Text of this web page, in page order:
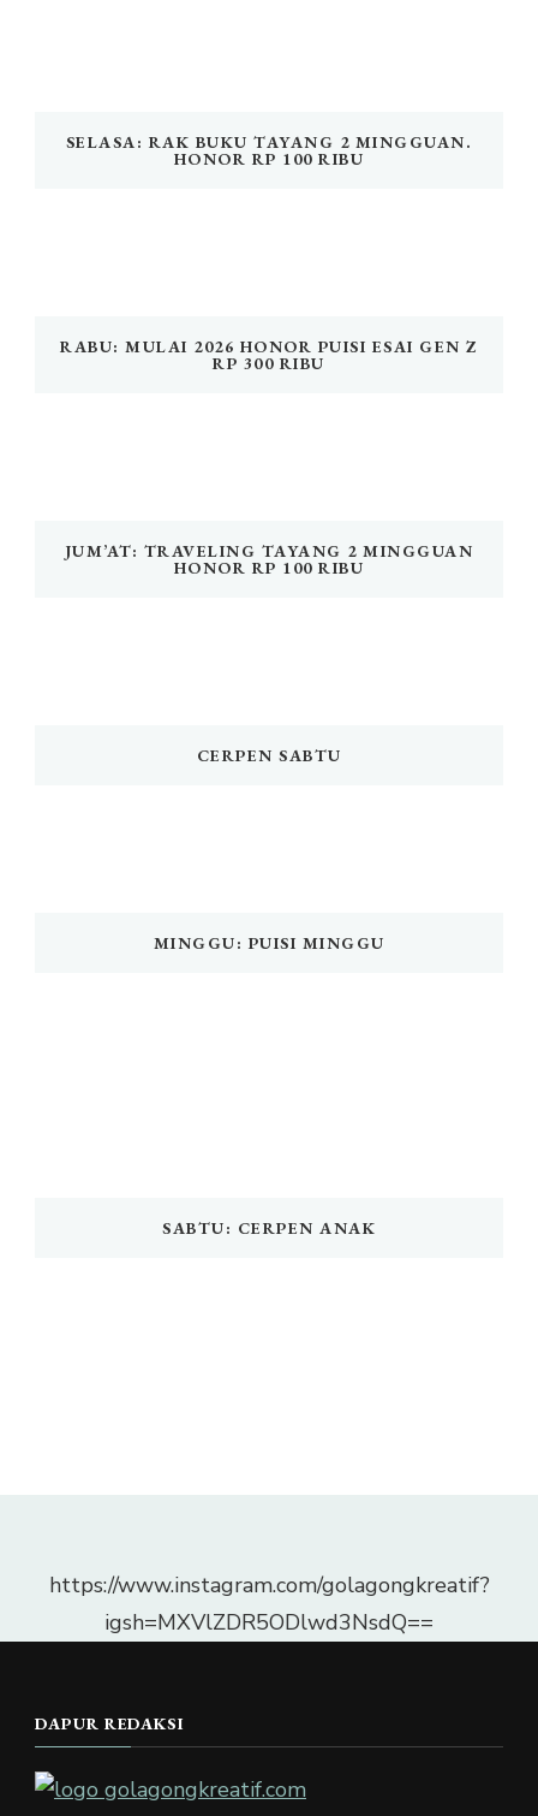
SELASA: RAK BUKU TAYANG 2 MINGGUAN.
HONOR RP 100 RIBU
RABU: MULAI 2026 HONOR PUISI ESAI GEN Z
RP 300 RIBU
JUM’AT: TRAVELING TAYANG 2 MINGGUAN
HONOR RP 100 RIBU
CERPEN SABTU
MINGGU: PUISI MINGGU
SABTU: CERPEN ANAK
https://www.instagram.com/golagongkreatif?
igsh=MXVlZDR5ODlwd3NsdQ==
DAPUR REDAKSI